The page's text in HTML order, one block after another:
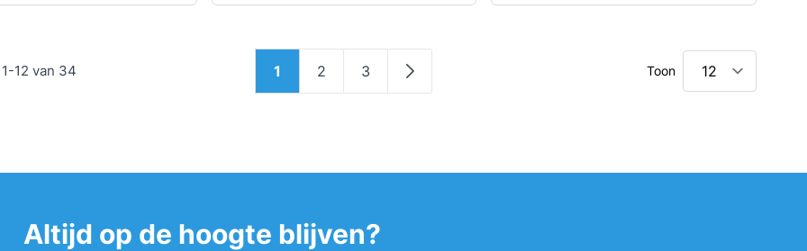
1-12 van 34
U lees momenteel pagina
1 Pagina
2 Pagina
3 Pagina Toon
Altijd op de hoogte blijven?